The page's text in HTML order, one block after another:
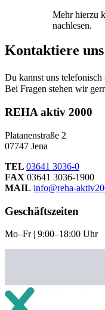
Mehr hierzu
nachlesen.
Kontaktiere uns
Du kannst uns
Bei Fragen stehen wir
REHA aktiv 2000
Platanenstraße 2
07747 Jena
TEL 03641 3036-0
FAX 03641 3036-1900
MAIL info@reha-
Geschäftszeiten
Mo–Fr | 9:00–18:00 Uhr